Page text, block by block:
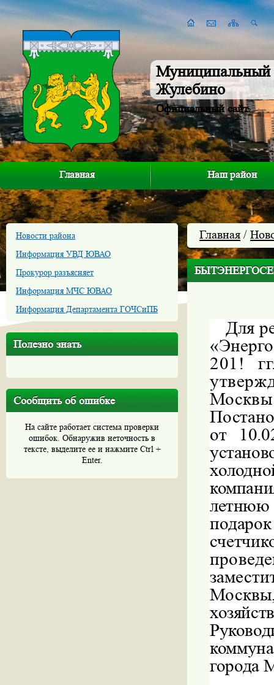
Муниципальный
Жулебино
Официальный сайт
Главная Наш район
Новости района
Информация УВД ЮВАО
Прокурор разъясняет
Информация МЧС ЮВАО
Информация Департамента ГОЧСиПБ
Полезно знать
Сообщить об ошибке
На сайте работает система проверки
ошибок. Обнаружив неточность в
тексте, выделите ее и нажмите Ctrl +
Enter.
Главная /
Для
201!
от
города